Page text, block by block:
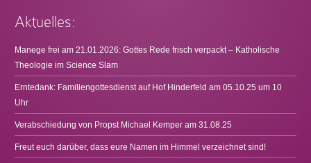
Aktuelles:
Manege frei am 21.01.2026: Gottes Rede frisch verpackt – Katholische
Theologie im Science Slam
Erntedank: Familiengottesdienst auf Hof Hinderfeld am 05.10.25 um 10
Uhr
Verabschiedung von Propst Michael Kemper am 31.08.25
Freut euch darüber, dass eure Namen im Himmel verzeichnet sind!